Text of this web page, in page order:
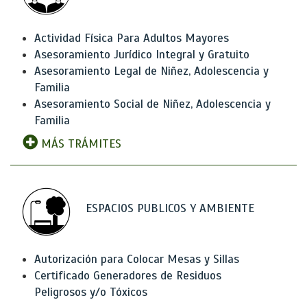
Actividad Física Para Adultos Mayores
Asesoramiento Jurídico Integral y Gratuito
Asesoramiento Legal de Niñez, Adolescencia y
Familia
Asesoramiento Social de Niñez, Adolescencia y
Familia
MÁS TRÁMITES
ESPACIOS PUBLICOS Y AMBIENTE
Autorización para Colocar Mesas y Sillas
Certificado Generadores de Residuos
Peligrosos y/o Tóxicos